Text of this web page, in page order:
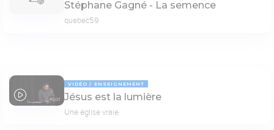
Stéphane Gagné - La semence
quebec59
45:07
VIDÉO ENSEIGNEMENT
Jésus est la lumière
Une église vraie